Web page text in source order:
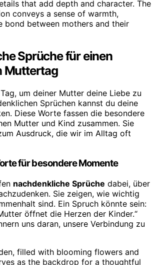
Sprüche für einen
Muttertag
um deiner Mutter deine Liebe zu
Sprüchen kannst du deine
Diese Worte fassen die besondere
Mutter und Kind zusammen. Sie
Ausdruck, die wir im Alltag oft
für besondere Momente
nachdenkliche Sprüche dabei, über
Sie zeigen, wie wichtig
sind. Ein Spruch könnte sein:
öffnet die Herzen der Kinder.“
uns daran, unsere Verbindung zu